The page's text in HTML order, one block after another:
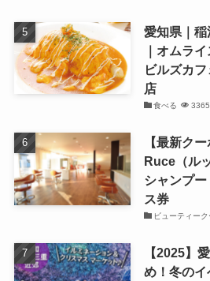
愛知県｜
｜オムライ
ビルズカ
店
食べる
【最新ク
Ruce（ル
シャンプ
ス券
ビューティーク
【2025】
め！冬の